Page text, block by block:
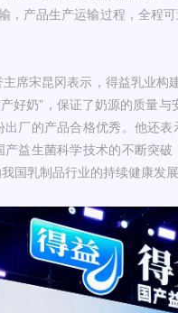
产品生产运输过程，全程
席宋昆冈表示，得益乳业构
产好奶”，保证了奶源的质量
厂的产品合格优秀。他还
益生菌科学技术的不断突
国乳制品行业的持续健康发